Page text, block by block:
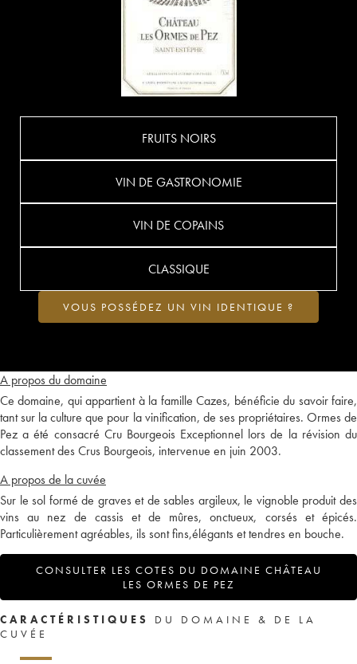
A propos du domaine
Ce domaine, qui appartient à la famille Cazes, bénéficie du savoir faire,
tant sur la culture que pour la vinification, de ses propriétaires. Ormes de
Pez a été consacré Cru Bourgeois Exceptionnel lors de la révision du
classement des Crus Bourgeois, intervenue en juin 2003.
A propos de la cuvée
Sur le sol formé de graves et de sables argileux, le vignoble produit des
vins au nez de cassis et de mûres, onctueux, corsés et épicés.
Particulièrement agréables, ils sont fins,élégants et tendres en bouche.
CONSULTER LES COTES DU DOMAINE CHÂTEAU
LES ORMES DE PEZ
FRUITS NOIRS
VIN DE GASTRONOMIE
VIN DE COPAINS
CLASSIQUE
VOUS POSSÉDEZ UN VIN IDENTIQUE ?
CARACTÉRISTIQUES
DU DOMAINE & DE LA
CUVÉE